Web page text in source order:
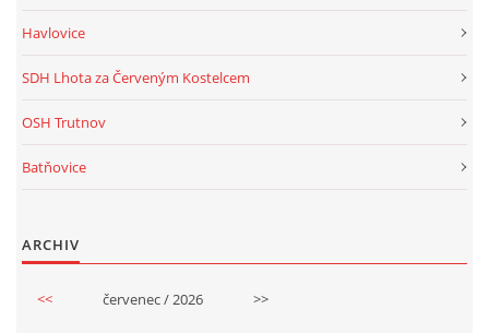
Havlovice
SDH Lhota za Červeným Kostelcem
OSH Trutnov
Batňovice
ARCHIV
<< červenec / 2026 >>